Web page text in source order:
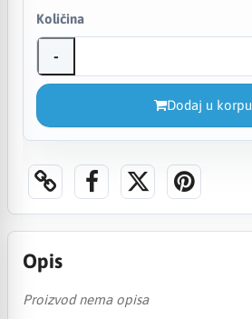
Količina
-
Dodaj u korpu
Opis
Proizvod nema opisa